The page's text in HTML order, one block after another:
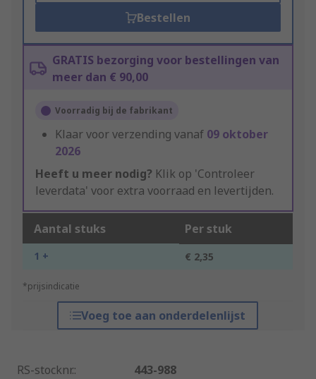
Bestellen
GRATIS bezorging voor bestellingen van
meer dan € 90,00
Voorradig bij de fabrikant
Klaar voor verzending vanaf 09 oktober
2026
Heeft u meer nodig? Klik op 'Controleer
leverdata' voor extra voorraad en levertijden.
Aantal stuks Per stuk
1 + € 2,35
*prijsindicatie
Voeg toe aan onderdelenlijst
RS-stocknr.:
443-988